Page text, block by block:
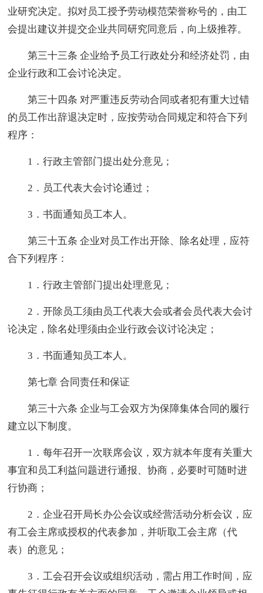
业研究决定。拟对员工授予劳动模范荣誉称号的，由工
会提出建议并提交企业共同研究同意后，向上级推荐。
第三十三条 企业给予员工行政处分和经济处罚，由
企业行政和工会讨论决定。
第三十四条 对严重违反劳动合同或者犯有重大过错
的员工作出辞退决定时，应按劳动合同规定和符合下列
程序：
1．行政主管部门提出处分意见；
2．员工代表大会讨论通过；
3．书面通知员工本人。
第三十五条 企业对员工作出开除、除名处理，应符
合下列程序：
1．行政主管部门提出处理意见；
2．开除员工须由员工代表大会或者会员代表大会讨
论决定，除名处理须由企业行政会议讨论决定；
3．书面通知员工本人。
第七章 合同责任和保证
第三十六条 企业与工会双方为保障集体合同的履行
建立以下制度。
1．每年召开一次联席会议，双方就本年度有关重大
事宜和员工利益问题进行通报、协商，必要时可随时进
行协商；
2．企业召开局长办公会议或经营活动分析会议，应
有工会主席或授权的代表参加，并听取工会主席（代
表）的意见；
3．工会召开会议或组织活动，需占用工作时间，应